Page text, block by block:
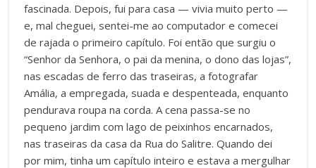
fascinada. Depois, fui para casa — vivia muito perto —
e, mal cheguei, sentei-me ao computador e comecei
de rajada o primeiro capítulo. Foi então que surgiu o
“Senhor da Senhora, o pai da menina, o dono das lojas”,
nas escadas de ferro das traseiras, a fotografar
Amália, a empregada, suada e despenteada, enquanto
pendurava roupa na corda. A cena passa-se no
pequeno jardim com lago de peixinhos encarnados,
nas traseiras da casa da Rua do Salitre. Quando dei
por mim, tinha um capítulo inteiro e estava a mergulhar